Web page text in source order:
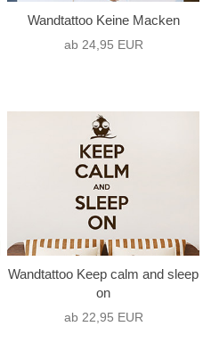
Wandtattoo Keine Macken
ab 24,95 EUR
Wandtattoo Keep calm and sleep
on
ab 22,95 EUR